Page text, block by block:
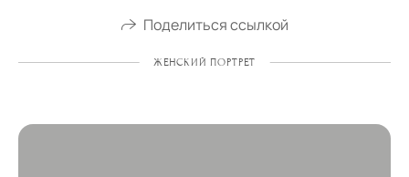
Поделиться ссылкой
ЖЕНСКИЙ ПОРТРЕТ